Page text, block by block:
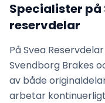
Specialister på
reservdelar
På Svea
Svendborg Brakes
av både
arbetar